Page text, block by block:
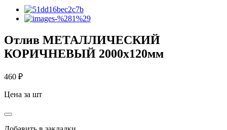
Отлив МЕТАЛЛИЧЕСКИЙ
КОРИЧНЕВЫЙ 2000х120мм
460 ₽
Цена за шт